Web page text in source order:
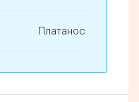
Платанос